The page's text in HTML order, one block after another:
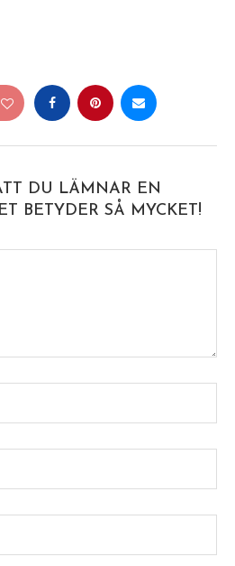
DU LÄMNAR EN
BETYDER SÅ MYCKET!